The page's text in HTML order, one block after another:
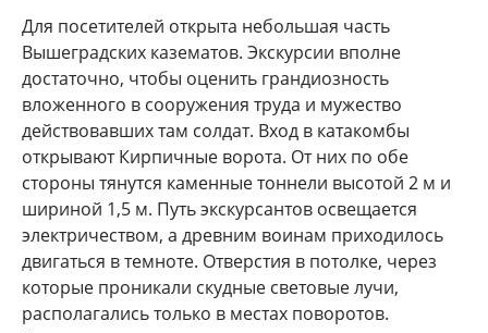
Для посетителей открыта небольшая часть
Вышеградских казематов. Экскурсии вполне
достаточно, чтобы оценить грандиозность
вложенного в сооружения труда и мужество
действовавших там солдат. Вход в катакомбы
открывают Кирпичные ворота. От них по обе
стороны тянутся каменные тоннели высотой 2 м и
шириной 1,5 м. Путь экскурсантов освещается
электричеством, а древним воинам приходилось
двигаться в темноте. Отверстия в потолке, через
которые проникали скудные световые лучи,
располагались только в местах поворотов.